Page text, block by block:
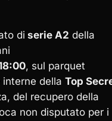
di serie A2 della
, sul parquet
interne della Top
del recupero della
non disputato per i